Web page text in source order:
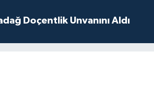
Doçentlik Unvanını Aldı